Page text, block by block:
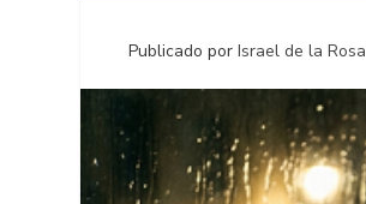
Publicado porIsrael de la Rosa